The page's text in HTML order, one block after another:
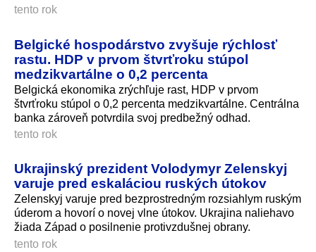
tento rok
Belgické hospodárstvo zvyšuje rýchlosť
rastu. HDP v prvom štvrťroku stúpol
medzikvartálne o 0,2 percenta
Belgická ekonomika zrýchľuje rast, HDP v prvom
štvrťroku stúpol o 0,2 percenta medzikvartálne. Centrálna
banka zároveň potvrdila svoj predbežný odhad.
tento rok
Ukrajinský prezident Volodymyr Zelenskyj
varuje pred eskaláciou ruských útokov
Zelenskyj varuje pred bezprostredným rozsiahlym ruským
úderom a hovorí o novej vlne útokov. Ukrajina naliehavo
žiada Západ o posilnenie protivzdušnej obrany.
tento rok